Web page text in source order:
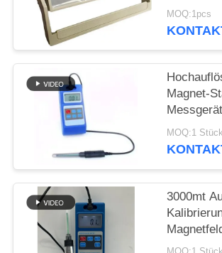
Magnetfeld-
MOQ:1pcs
Magnet-
MOQ:1 Stück
3000mt
Digitales